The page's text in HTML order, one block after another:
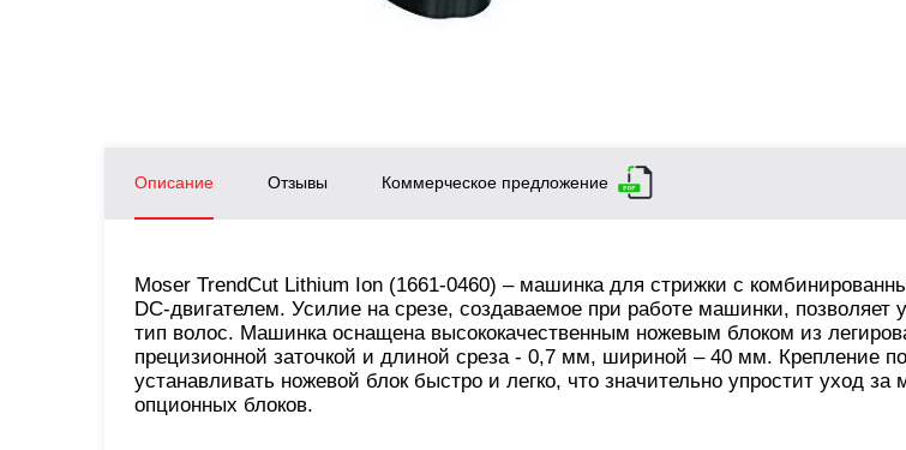
Описание Отзывы Коммерческое предложение
Moser TrendCut Lithium Ion (1661-0460) – машинка для стрижки с
DC-двигателем. Усилие на срезе, создаваемое при работе машинки, позволяет
тип волос. Машинка оснащена высококачественным ножевым блоком из
прецизионной заточкой и длиной среза - 0,7 мм, шириной – 40 мм. Крепление
устанавливать ножевой блок быстро и легко, что значительно упростит уход
опционных блоков.